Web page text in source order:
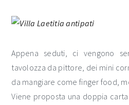
Appena seduti, ci vengono
tavolozza da pittore, dei mini
da mangiare come finger food,
Viene proposta una doppia